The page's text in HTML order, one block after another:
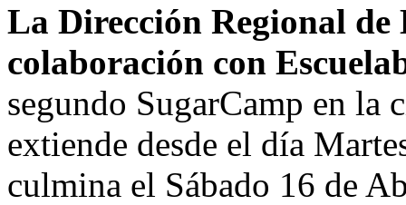
La Dirección Regional de
colaboración con
segundo SugarCamp en la
extiende desde el día
culmina el Sábado 16 de